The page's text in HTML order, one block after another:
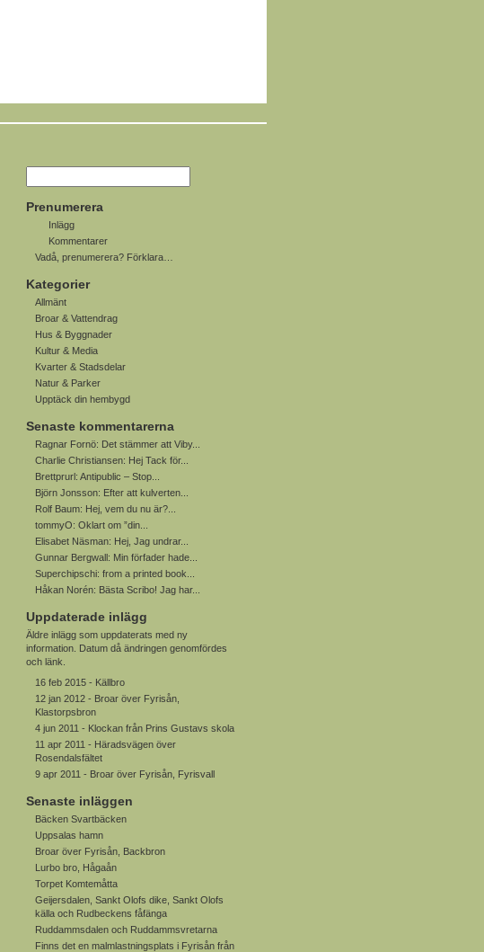
Prenumerera
Inlägg
Kommentarer
Vadå, prenumerera? Förklara…
Kategorier
Allmänt
Broar & Vattendrag
Hus & Byggnader
Kultur & Media
Kvarter & Stadsdelar
Natur & Parker
Upptäck din hembygd
Senaste kommentarerna
Ragnar Fornö: Det stämmer att Viby...
Charlie Christiansen: Hej Tack för...
Brettprurl: Antipublic – Stop...
Björn Jonsson: Efter att kulverten...
Rolf Baum: Hej, vem du nu är?...
tommyO: Oklart om ”din...
Elisabet Näsman: Hej, Jag undrar...
Gunnar Bergwall: Min förfader hade...
Superchipschi: from a printed book...
Håkan Norén: Bästa Scribo! Jag har...
Uppdaterade inlägg
Äldre inlägg som uppdaterats med ny
information. Datum då ändringen genomfördes
och länk.
16 feb 2015 - Källbro
12 jan 2012 - Broar över Fyrisån,
Klastorpsbron
4 jun 2011 - Klockan från Prins Gustavs skola
11 apr 2011 - Häradsvägen över
Rosendalsfältet
9 apr 2011 - Broar över Fyrisån, Fyrisvall
Senaste inläggen
Bäcken Svartbäcken
Uppsalas hamn
Broar över Fyrisån, Backbron
Lurbo bro, Hågaån
Torpet Komtemåtta
Geijersdalen, Sankt Olofs dike, Sankt Olofs
källa och Rudbeckens fåfänga
Ruddammsdalen och Ruddammsvretarna
Finns det en malmlastningsplats i Fyrisån från